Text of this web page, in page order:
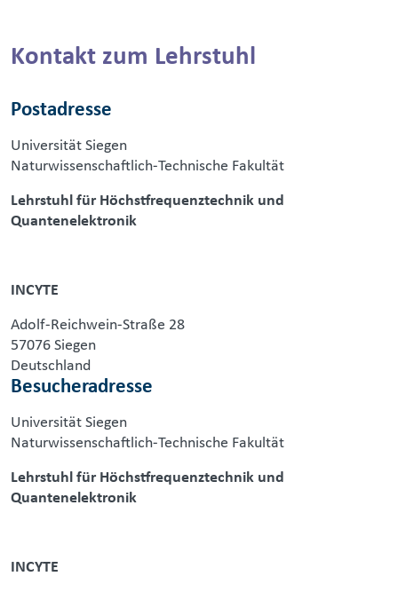
Kontakt zum Lehrstuhl
Postadresse
Universität Siegen
Naturwissenschaftlich-Technische Fakultät
Lehrstuhl für Höchstfrequenztechnik und
Quantenelektronik
INCYTE
Adolf-Reichwein-Straße 28
57076 Siegen
Deutschland
Besucheradresse
Universität Siegen
Naturwissenschaftlich-Technische Fakultät
Lehrstuhl für Höchstfrequenztechnik und
Quantenelektronik
INCYTE